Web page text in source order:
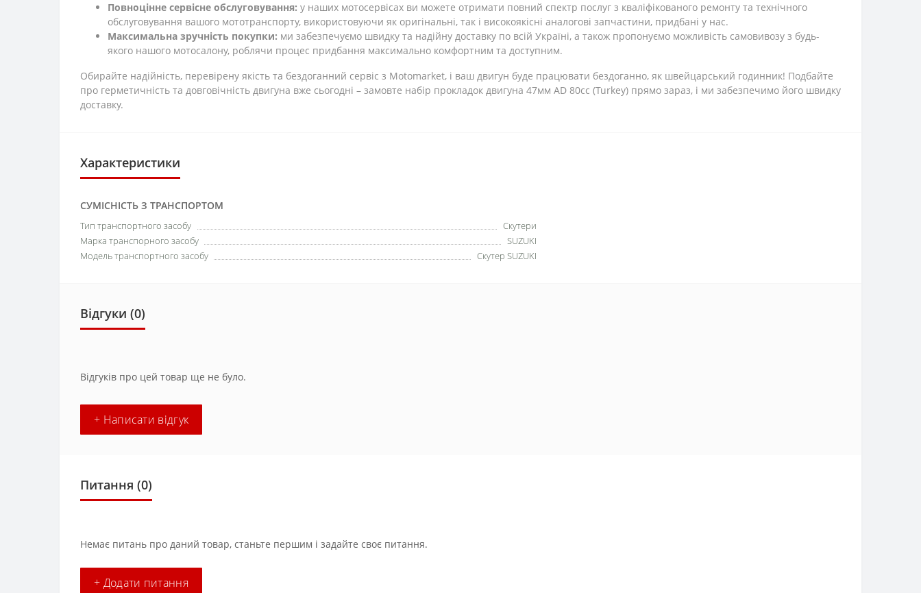
Повноцінне сервісне обслуговування: у наших мотосервісах ви можете отримати повний спектр послуг з кваліфікованого ремонту та технічного
обслуговування вашого мототранспорту, використовуючи як оригінальні, так і високоякісні аналогові запчастини, придбані у нас.
Максимальна зручність покупки: ми забезпечуємо швидку та надійну доставку по всій Україні, а також пропонуємо можливість самовивозу з будь-
якого нашого мотосалону, роблячи процес придбання максимально комфортним та доступним.
Обирайте надійність, перевірену якість та бездоганний сервіс з Motomarket, і ваш двигун буде працювати бездоганно, як швейцарський годинник! Подбайте
про герметичність та довговічність двигуна вже сьогодні – замовте набір прокладок двигуна 47мм AD 80сс (Turkey) прямо зараз, і ми забезпечимо його швидку
доставку.
Характеристики
СУМІСНІСТЬ З ТРАНСПОРТОМ
Тип транспортного засобу
Скутери
Марка транспорного засобу
SUZUKI
Модель транспортного засобу
Скутер SUZUKI
Відгуки (0)
Відгуків про цей товар ще не було.
+ Написати відгук
Питання (0)
Немає питань про даний товар, станьте першим і задайте своє питання.
+ Додати питання